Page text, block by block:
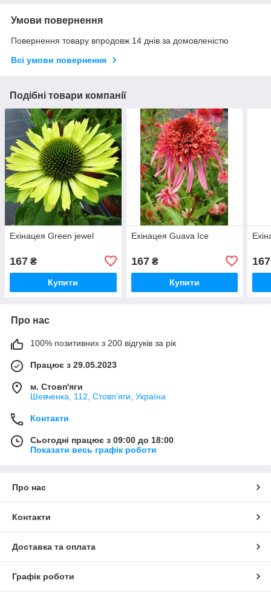
Умови повернення
Повернення товару впродовж 14 днів за домовленістю
Всі умови повернення
Подібні товари компанії
Ехінацея Green jewel
167 ₴
Купити
Ехінацея Guava Ice
167₴
Купити
167
Про нас
100% позитивних з 200 відгуків за рік
Працює з 29.05.2023
м. Стовп'яги
Шевченка, 112, Стовп'яги, Україна
Контакти
Сьогодні працює з 09:00 до 18:00
Показати весь графік роботи
Про нас
Контакти
Доставка та оплата
Графік роботи